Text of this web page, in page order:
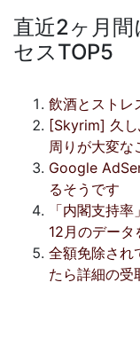
直近2ヶ月
セスTOP5
飲酒とストレ
[Skyrim] 久
周りが大変な
Google
るそうです
「内閣支持
12月のデータ
全額免除され
たら詳細の受